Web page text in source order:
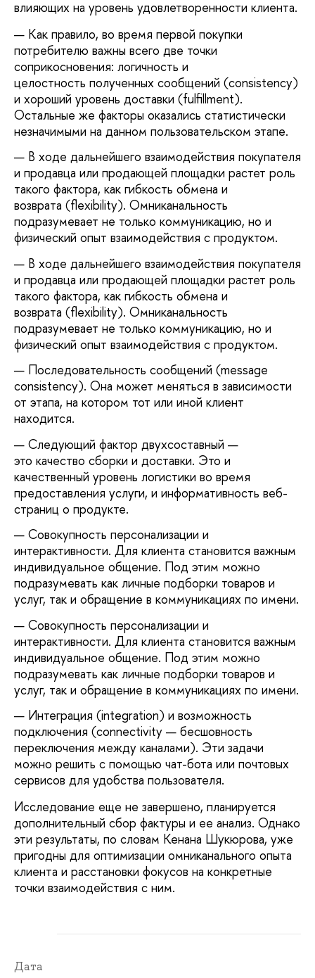
влияющих на уровень удовлетворенности клиента.
Как правило, во время первой покупки
потребителю важны всего две точки
соприкосновения: логичность и
целостность полученных сообщений (consistency)
и хороший уровень доставки (fulfillment).
Остальные же факторы оказались статистически
незначимыми на данном пользовательском этапе.
В ходе дальнейшего взаимодействия покупателя
и продавца или продающей площадки растет роль
такого фактора, как гибкость обмена и
возврата (flexibility). Омниканальность
подразумевает не только коммуникацию, но и
физический опыт взаимодействия с продуктом.
В ходе дальнейшего взаимодействия покупателя
и продавца или продающей площадки растет роль
такого фактора, как гибкость обмена и
возврата (flexibility). Омниканальность
подразумевает не только коммуникацию, но и
физический опыт взаимодействия с продуктом.
Последовательность сообщений (message
consistency). Она может меняться в зависимости
от этапа, на котором тот или иной клиент
находится.
Следующий фактор двухсоставный —
это качество сборки и доставки. Это и
качественный уровень логистики во время
предоставления услуги, и информативность веб-
страниц о продукте.
Совокупность персонализации и
интерактивности. Для клиента становится важным
индивидуальное общение. Под этим можно
подразумевать как личные подборки товаров и
услуг, так и обращение в коммуникациях по имени.
Совокупность персонализации и
интерактивности. Для клиента становится важным
индивидуальное общение. Под этим можно
подразумевать как личные подборки товаров и
услуг, так и обращение в коммуникациях по имени.
Интеграция (integration) и возможность
подключения (connectivity — бесшовность
переключения между каналами). Эти задачи
можно решить с помощью чат-бота или почтовых
сервисов для удобства пользователя.
Исследование еще не завершено, планируется
дополнительный сбор фактуры и ее анализ. Однако
эти результаты, по словам Кенана Шукюрова, уже
пригодны для оптимизации омниканального опыта
клиента и расстановки фокусов на конкретные
точки взаимодействия с ним.
Дата